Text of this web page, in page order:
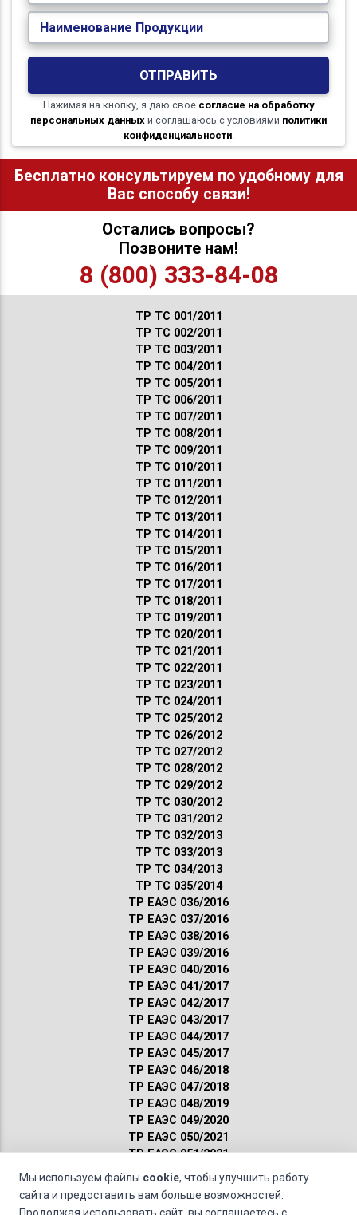
Наименование Продукции
ОТПРАВИТЬ
Нажимая на кнопку, я даю свое согласие на обработку
персональных данных и соглашаюсь с условиями политики
конфиденциальности.
Бесплатно консультируем по удобному для
Вас способу связи!
Остались вопросы?
Позвоните нам!
8 (800) 333-84-08
ТР ТС 001/2011
ТР ТС 002/2011
ТР ТС 003/2011
ТР ТС 004/2011
ТР ТС 005/2011
ТР ТС 006/2011
ТР ТС 007/2011
ТР ТС 008/2011
ТР ТС 009/2011
ТР ТС 010/2011
ТР ТС 011/2011
ТР ТС 012/2011
ТР ТС 013/2011
ТР ТС 014/2011
ТР ТС 015/2011
ТР ТС 016/2011
ТР ТС 017/2011
ТР ТС 018/2011
ТР ТС 019/2011
ТР ТС 020/2011
ТР ТС 021/2011
ТР ТС 022/2011
ТР ТС 023/2011
ТР ТС 024/2011
ТР ТС 025/2012
ТР ТС 026/2012
ТР ТС 027/2012
ТР ТС 028/2012
ТР ТС 029/2012
ТР ТС 030/2012
ТР ТС 031/2012
ТР ТС 032/2013
ТР ТС 033/2013
ТР ТС 034/2013
ТР ТС 035/2014
ТР ЕАЭС 036/2016
ТР ЕАЭС 037/2016
ТР ЕАЭС 038/2016
ТР ЕАЭС 039/2016
ТР ЕАЭС 040/2016
ТР ЕАЭС 041/2017
ТР ЕАЭС 042/2017
ТР ЕАЭС 043/2017
ТР ЕАЭС 044/2017
ТР ЕАЭС 045/2017
ТР ЕАЭС 046/2018
ТР ЕАЭС 047/2018
ТР ЕАЭС 048/2019
ТР ЕАЭС 049/2020
ТР ЕАЭС 050/2021
ТР ЕАЭС 051/2021
Сертификация ГОСТ
Санитарные нормы
Мы используем файлы cookie, чтобы улучшить работу
сайта и предоставить вам больше возможностей.